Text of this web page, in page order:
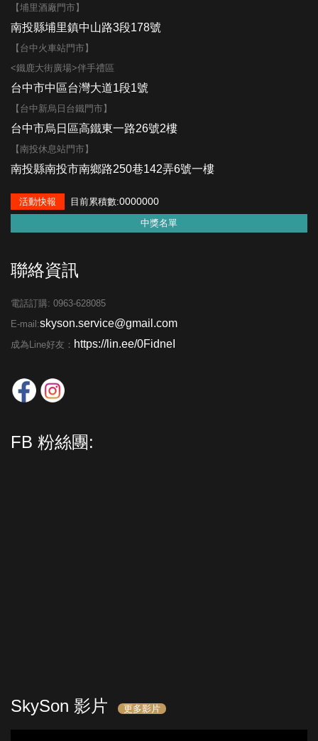
【埔里酒廠門市】
南投縣埔里鎮中山路3段178號
【台中火車站門市】
<鐵鹿大街廣場>伴手禮區
台中市中區台灣大道1段1號
【台中新烏日台鐵門市】
台中市烏日區高鐵東一路26號2樓
【南投休息站門市】
南投縣南投市南鄉路250巷142弄6號一樓
活動快報 目前累積數:0000000
中獎名單
聯絡資訊
電話訂購: 0963-628085
E-mail:skyson.service@gmail.com
成為Line好友： https://lin.ee/0FidneI
FB 粉絲團:
SkySon 影片 更多影片